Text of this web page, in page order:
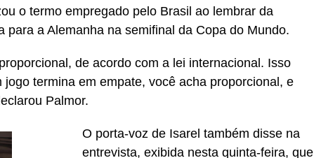
o termo empregado pelo Brasil ao lembrar da
para a Alemanha na semifinal da Copa do Mundo.
de acordo com a lei internacional. Isso
termina em empate, você acha proporcional, e
Palmor.
O porta-voz de Isarel também disse na
entrevista, exibida nesta quinta-feira, que